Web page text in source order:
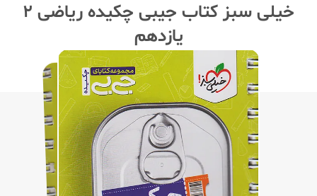
خیلی سبز کتاب جیبی چکیده ریاضی 2
یازدهم